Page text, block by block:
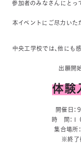
参加者のみなさんにとっ
本イベントにご尽力いた
中央工学校では、他にも
出願開
体験
開催日：
時 間：１
集合場所
※終了